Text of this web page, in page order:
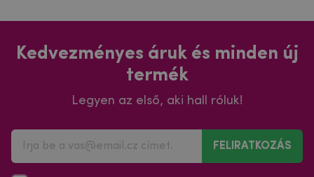
Kedvezményes áruk és minden új
termék
Legyen az első, aki hall róluk!
FELIRATKOZÁS